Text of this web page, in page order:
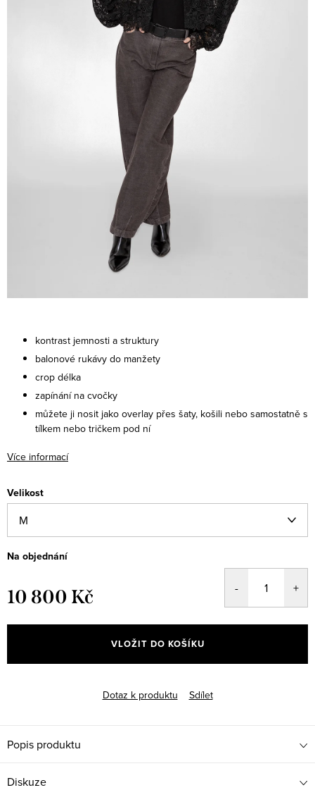
kontrast jemnosti a struktury
balonové rukávy do manžety
crop délka
zapínání na cvočky
můžete ji nosit jako overlay přes šaty, košili nebo samostatně s
tílkem nebo tričkem pod ní
Více informací
Velikost
Na objednání
10 800 Kč
cena:
VLOŽIT DO KOŠÍKU
Dotaz k produktu Sdílet
Popis produktu
Diskuze